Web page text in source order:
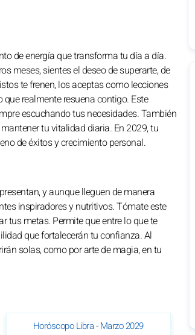
de energía que transforma tu día a día.
meses, sientes el deseo de superarte, de
te frenen, los aceptas como lecciones
realmente resuena contigo. Este
escuchando tus necesidades. También
tu vitalidad diaria. En 2029, tu
de éxitos y crecimiento personal.
y aunque lleguen de manera
inspiradores y nutritivos. Tómate este
tus metas. Permite que entre lo que te
que fortalecerán tu confianza. Al
solas, como por arte de magia, en tu
Horóscopo Libra - Marzo 2029